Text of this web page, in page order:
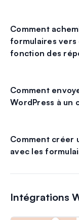
Comment
formulaires
fonction des
Comment
WordPress à un
Comment créer
avec les
Intégrations